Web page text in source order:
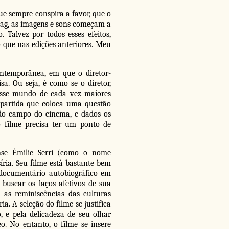
sempre conspira a favor, que o
as imagens e sons começam a
por todos esses efeitos,
nas edições anteriores. Meu
em que o diretor-
Ou seja, é como se o diretor,
mundo de cada vez maiores
que coloca uma questão
campo do cinema, e dados os
filme precisa ter um ponto de
Émilie Serri (como o nome
Seu filme está bastante bem
autobiográfico em
os laços afetivos de sua
reminiscências das culturas
A seleção do filme se justifica
e pela delicadeza de seu olhar
No entanto, o filme se insere